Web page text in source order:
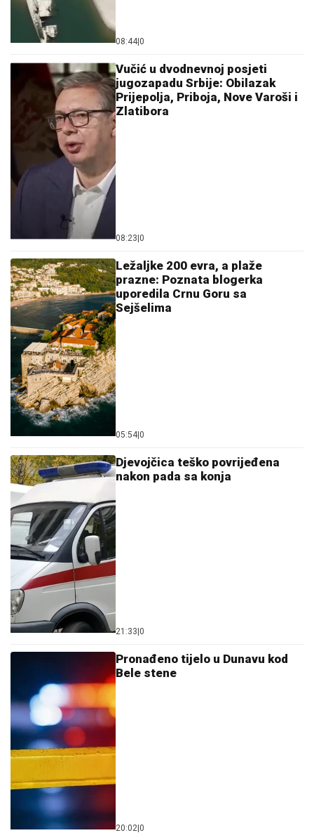
08:44|0
Vučić u dvodnevnoj posjeti
jugozapadu Srbije: Obilazak
Prijepolja, Priboja, Nove Varoši i
Zlatibora
08:23|0
Ležaljke 200 evra, a plaže
prazne: Poznata blogerka
uporedila Crnu Goru sa
Sejšelima
05:54|0
Djevojčica teško povrijeđena
nakon pada sa konja
21:33|0
Pronađeno tijelo u Dunavu kod
Bele stene
20:02|0